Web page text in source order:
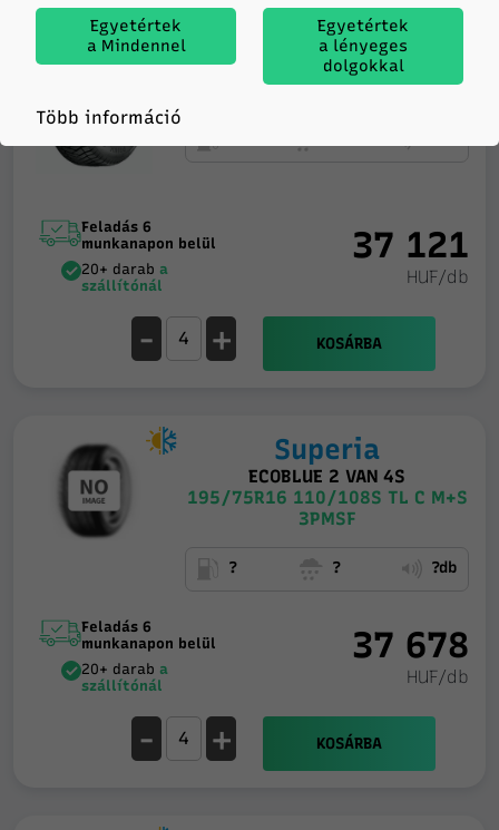
prinx
VANEA 4S
195/75R16 110/108R TL C M+S
3PMSF
Feladás 6
munkanapon belül
20+ darab a
szállítónál
37 121
HUF/db
- + KOSÁRBA
Superia
ECOBLUE 2 VAN 4S
195/75R16 110/108S TL C M+S
3PMSF
? ? ?db
Feladás 6
munkanapon belül
20+ darab a
szállítónál
37 678
HUF/db
- + KOSÁRBA
Egyetértek
a Mindennel
Egyetértek
a lényeges
dolgokkal
Több információ